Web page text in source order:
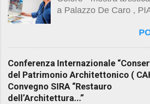
o/2026/07/riapertura-
dannunzio-
acc0-4b79-90fd-
https://
content/uploads/2024/
Maris-Montesilvano.jpg
Precedente
a Palazzo De Caro ,
https://
acqua-e-colore-mostra-
enzo.html
Conferenza Internazionale
del Patrimonio Architettonico (
Convegno SIRA “Restauro
dell’Architettura...”